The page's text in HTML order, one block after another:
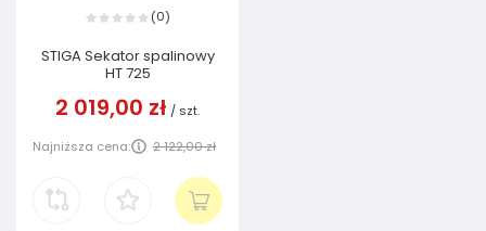
(0)
STIGA Sekator spalinowy
HT 725
2 019,00 zł / szt.
Najniższa cena: 2 122,00 zł